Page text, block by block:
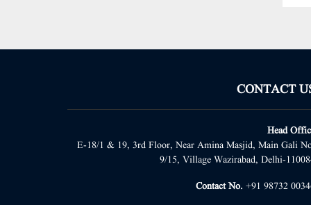
CONTACT
Head
E-18/1 & 19, 3rd Floor, Near Amina Masjid, Main Gali
9/15, Village Wazirabad, Delhi-
Contact No. +91 98732